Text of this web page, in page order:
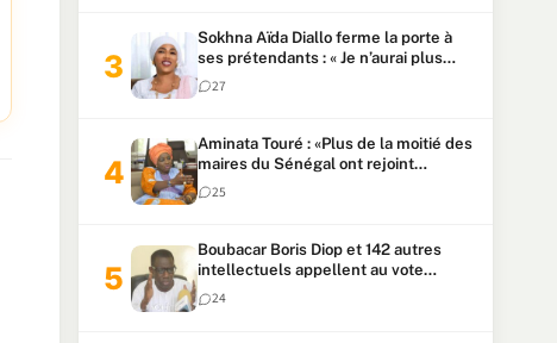
Sokhna Aïda Diallo ferme la porte à
ses prétendants : « Je n’aurai plus
jamais un autre mari »
27
Aminata Touré : «Plus de la moitié des
maires du Sénégal ont rejoint
Kiiraay»
25
Boubacar Boris Diop et 142 autres
intellectuels appellent au vote
urgent de la révision
constitutionnelle
24